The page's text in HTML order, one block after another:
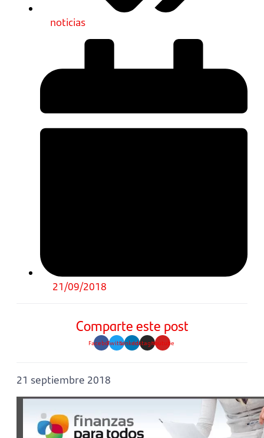
noticias
21/09/2018
Comparte este post
FacebookTwitterLinkedinInstagramYoutube
21 septiembre 2018